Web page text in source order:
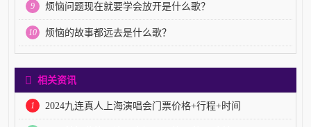
9 烦恼问题现在就要学会放开是什么歌？
10 烦恼的故事都远去是什么歌？
相关资讯
1 2024九连真人上海演唱会门票价格+行程+时间